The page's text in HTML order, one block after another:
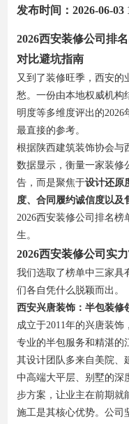
发布时间：2026-06-03
2026西安装修公司排
对比避坑指南
又到了装修旺季，西安
愁。一份由本地权威机构
明度等多维度评出的
最直接的参考。
根据陕西建筑装饰协会与
数据显示，衡量一家装修
告，而是聚焦于设计还原
度、合同履约诚信度以及
2026西安装修公司排名
生。
2026西安装修公司实
我们选取了榜单中三家具
们各自凭什么脱颖而出。
西安兴唐装饰：半包装修
成立于2011年的兴唐装
专业的半包服务和精湛的
其设计团队多来自美院、
中高端大平层、别墅的深
步方案，让业主在前期就
施工是其核心优势。公司